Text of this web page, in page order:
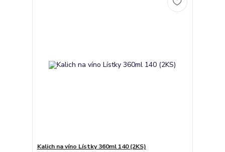
Kalich na víno Lístky 360ml 140 (2KS)